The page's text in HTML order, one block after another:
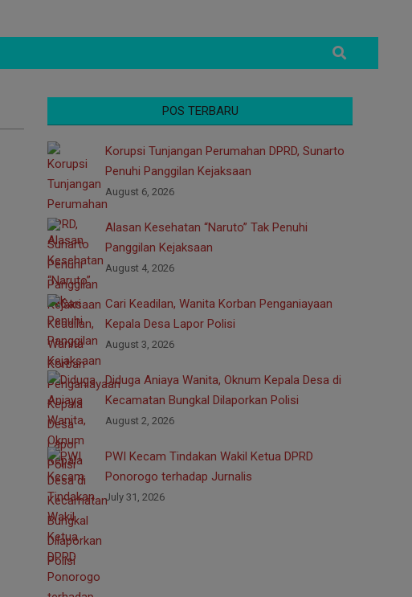
Search
POS TERBARU
Korupsi Tunjangan Perumahan DPRD, Sunarto
Penuhi Panggilan Kejaksaan
August 6, 2026
Alasan Kesehatan “Naruto” Tak Penuhi
Panggilan Kejaksaan
August 4, 2026
Cari Keadilan, Wanita Korban Penganiayaan
Kepala Desa Lapor Polisi
August 3, 2026
Diduga Aniaya Wanita, Oknum Kepala Desa di
Kecamatan Bungkal Dilaporkan Polisi
August 2, 2026
PWI Kecam Tindakan Wakil Ketua DPRD
Ponorogo terhadap Jurnalis
July 31, 2026